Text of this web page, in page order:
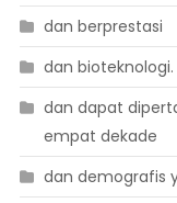
dan berprestasi
dan
dan dapat
empat dekade
dan demografis